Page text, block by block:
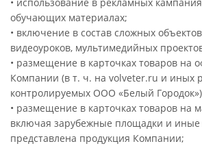
обучающих материалах;
• включение в состав сложных
видеоуроков, мультимедийных
• размещение в карточках товаров на
Компании (в т. ч. на volveter.ru и иных
контролируемых ООО «Белый
• размещение в карточках товаров на
включая зарубежные площадки и иные
представлена продукция Компании;